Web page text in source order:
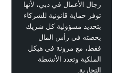
الأعمال في دبي، لأنها
حماية قانونية للشركاء
مسؤولية كل شريك
في رأس المال
مع مرونة في هيكل
وتعدد الأنشطة